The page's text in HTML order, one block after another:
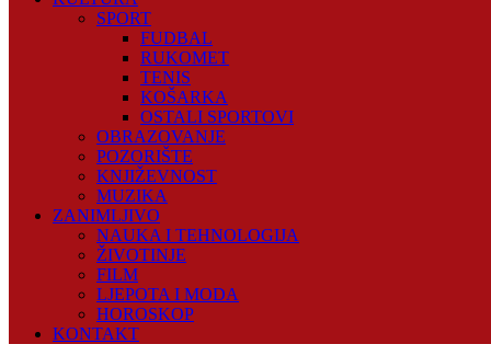
SPORT
FUDBAL
RUKOMET
TENIS
KOŠARKA
OSTALI SPORTOVI
OBRAZOVANJE
POZORIŠTE
KNJIŽEVNOST
MUZIKA
ZANIMLJIVO
NAUKA I TEHNOLOGIJA
ŽIVOTINJE
FILM
LJEPOTA I MODA
HOROSKOP
KONTAKT